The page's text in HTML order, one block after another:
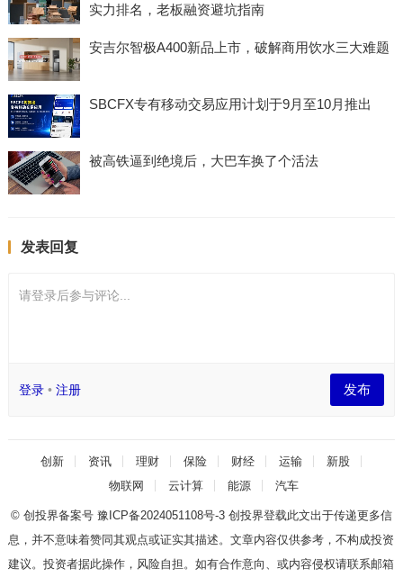
实力排名，老板融资避坑指南
安吉尔智极A400新品上市，破解商用饮水三大难题
SBCFX专有移动交易应用计划于9月至10月推出
被高铁逼到绝境后，大巴车换了个活法
发表回复
请登录后参与评论...
登录• 注册 发布
创新 资讯 理财 保险 财经 运输
新股
物联网
云计算 能源 汽车
© 创投界备案号 豫ICP备2024051108号-3 创投界登载此文出于传递更多信
息，并不意味着赞同其观点或证实其描述。文章内容仅供参考，不构成投资
建议。投资者据此操作，风险自担。如有合作意向、或内容侵权请联系邮箱